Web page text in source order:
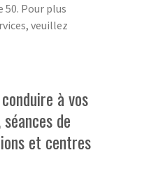
50. Pour plus
veuillez
à vos
de
et centres